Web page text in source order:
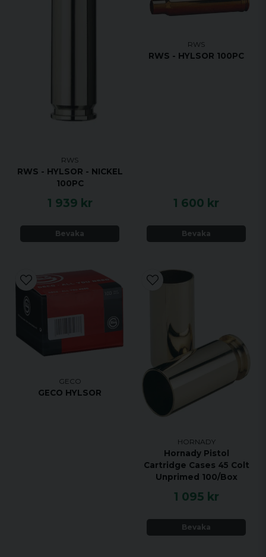
RWS
RWS - HYLSOR - NICKEL
100PC
1 939 kr
Bevaka
RWS
RWS - HYLSOR 100PC
1 600 kr
Bevaka
GECO
GECO HYLSOR
HORNADY
Hornady Pistol
Cartridge Cases 45 Colt
Unprimed 100/Box
1 095 kr
Bevaka